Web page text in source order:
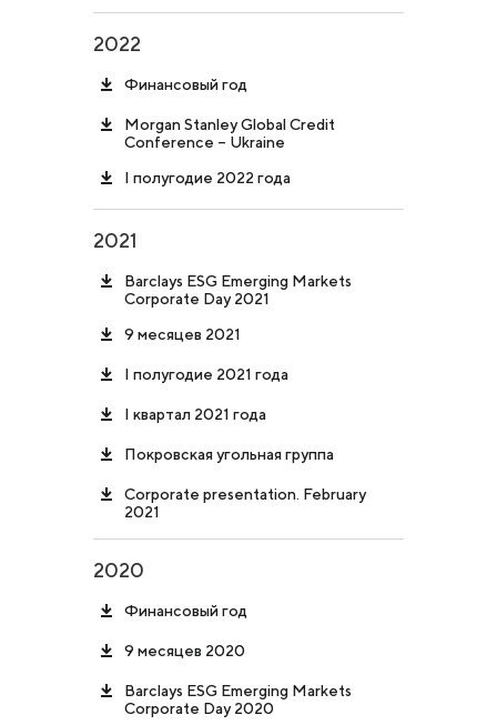
2022
Финансовый год
Morgan Stanley Global Credit
Conference – Ukraine
I полугодие 2022 года
2021
Barclays ESG Emerging Markets
Corporate Day 2021
9 месяцев 2021
I полугодие 2021 года
I квартал 2021 года
Покровская угольная группа
Corporate presentation. February
2021
2020
Финансовый год
9 месяцев 2020
Barclays ESG Emerging Markets
Corporate Day 2020